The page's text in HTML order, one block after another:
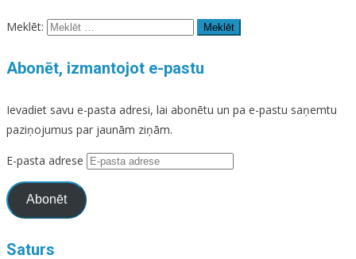
Meklēt:
Abonēt, izmantojot e-pastu
Ievadiet savu e-pasta adresi, lai abonētu un pa e-pastu saņemtu
paziņojumus par jaunām ziņām.
E-pasta adrese
Abonēt
Saturs